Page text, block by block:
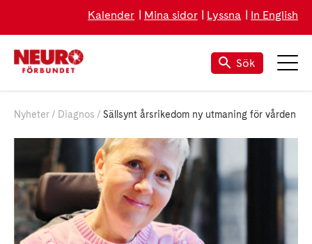
Kalender Mina sidor Lyssna In English
Sök
Nyheter Diagnos Sällsynt årsrikedom ny utmaning för vården